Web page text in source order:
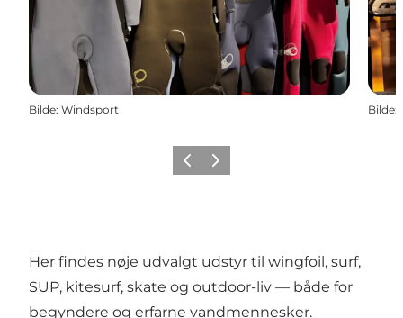
Bilde: Windsport Bilde:
ForrigeNeste
Her findes nøje udvalgt udstyr til wingfoil, surf,
SUP, kitesurf, skate og outdoor-liv — både for
begyndere og erfarne vandmennesker.